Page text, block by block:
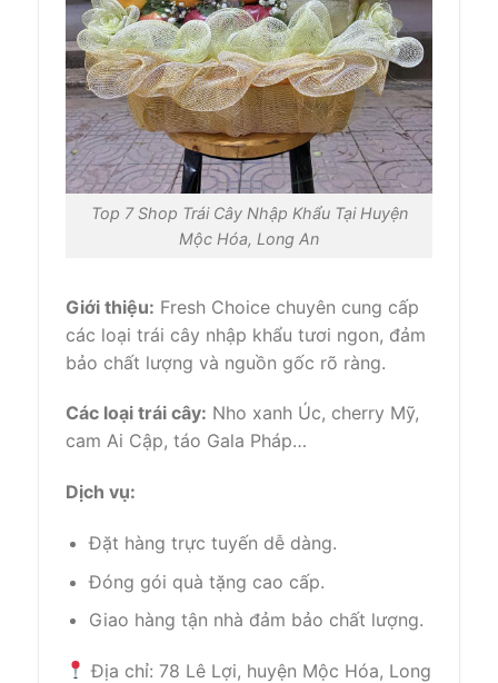
Top 7 Shop Trái Cây Nhập Khẩu Tại Huyện
Mộc Hóa, Long An
Giới thiệu: Fresh Choice chuyên cung cấp
các loại trái cây nhập khẩu tươi ngon, đảm
bảo chất lượng và nguồn gốc rõ ràng.
Các loại trái cây: Nho xanh Úc, cherry Mỹ,
cam Ai Cập, táo Gala Pháp…
Dịch vụ:
Đặt hàng trực tuyến dễ dàng.
Đóng gói quà tặng cao cấp.
Giao hàng tận nhà đảm bảo chất lượng.
Địa chỉ: 78 Lê Lợi, huyện Mộc Hóa, Long